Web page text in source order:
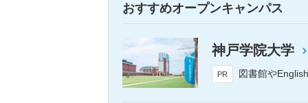
おすすめオープンキャンパス
神戸学院大学
PR 図書館やEnglishPlaza（い～ぷら）など、神戸学院大学